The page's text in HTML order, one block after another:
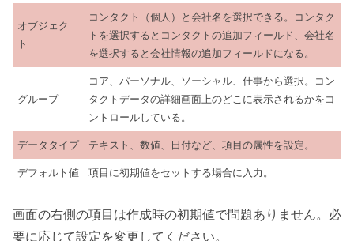
オブジェク
ト
コンタクト（個人）と会社名を選択できる。コンタク
トを選択するとコンタクトの追加フィールド、会社名
を選択すると会社情報の追加フィールドになる。
グループ
コア、パーソナル、ソーシャル、仕事から選択。コン
タクトデータの詳細画面上のどこに表示されるかをコ
ントロールしている。
データタイプ テキスト、数値、日付など、項目の属性を設定。
デフォルト値 項目に初期値をセットする場合に入力。
画面の右側の項目は作成時の初期値で問題ありません。必
要に応じて設定を変更してください。